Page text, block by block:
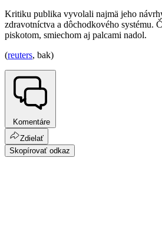
Kritiku publika vyvolali najmä jeho
zdravotníctva a dôchodkového systému.
piskotom, smiechom aj palcami nadol.
(reuters, bak)
Komentáre
Zdielať
Skopírovať odkaz